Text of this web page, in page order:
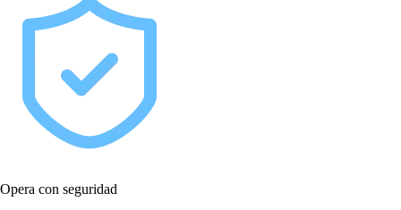
Opera con seguridad